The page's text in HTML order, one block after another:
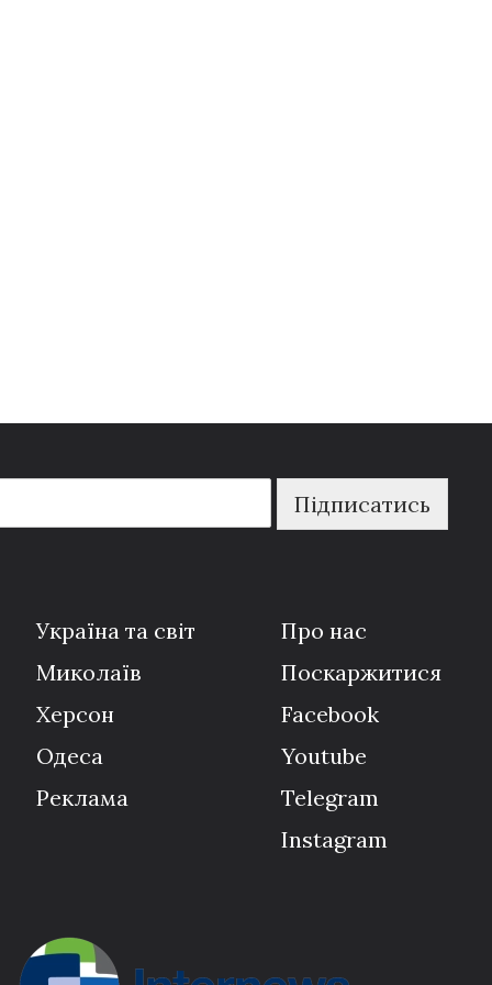
Підписатись
Україна та світ
Миколаїв
Херсон
Одеса
Реклама
Про нас
Поскаржитися
Facebook
Youtube
Telegram
Instagram